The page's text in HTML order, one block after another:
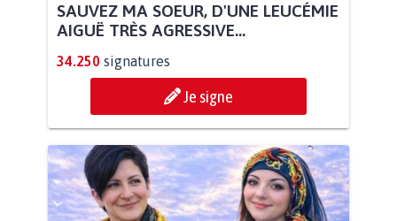
SAUVEZ MA SOEUR, D'UNE LEUCÉMIE
AIGUË TRÈS AGRESSIVE...
34.250 signatures
Je signe